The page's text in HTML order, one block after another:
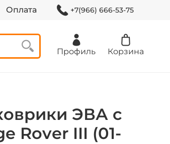
Оплата +7(966) 666-53-75
Профиль Корзина
ЭВА с
Rover III (01-